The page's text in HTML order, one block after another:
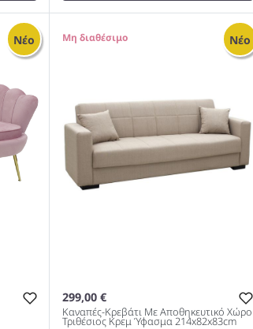
testFalse
Κρεβάτι Με Συρτάρι Σε Λευκή
Απόχρωση 120x200εκ 978
Νέο Νέο
299,00 €
Καναπές-Κρεβάτι Με Αποθηκευτικό Χώρο
Τριθέσιος Κρεμ Ύφασμα 214x82x83cm